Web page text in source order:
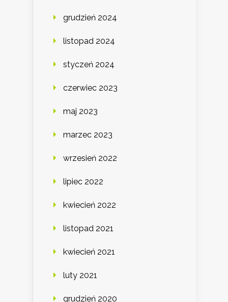
grudzień 2024
listopad 2024
styczeń 2024
czerwiec 2023
maj 2023
marzec 2023
wrzesień 2022
lipiec 2022
kwiecień 2022
listopad 2021
kwiecień 2021
luty 2021
grudzień 2020